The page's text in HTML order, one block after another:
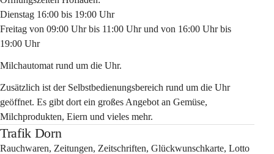
Dienstag 16:00 bis 19:00 Uhr
Freitag von 09:00 Uhr bis 11:00 Uhr und von 16:00 Uhr bis
19:00 Uhr
Milchautomat rund um die Uhr.
Zusätzlich ist der Selbstbedienungsbereich rund um die Uhr
geöffnet. Es gibt dort ein großes Angebot an Gemüse,
Milchprodukten, Eiern und vieles mehr.
Trafik Dorn
Rauchwaren, Zeitungen, Zeitschriften, Glückwunschkarte, Lotto